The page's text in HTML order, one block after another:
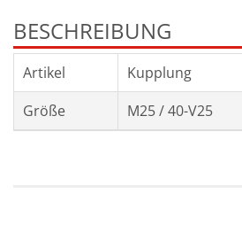
BESCHREIBUNG
Artikel
Kupplung
Größe
M25 / 40-V25